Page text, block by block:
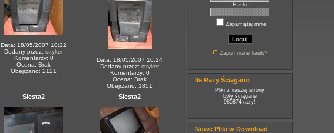
Data: 18/05/2007 10:22
Dodany przez: stryker
Komentarzy: 0
Ocena: Brak
Obejrzano: 2121
Data: 18/05/2007 10:24
Dodany przez: stryker
Komentarzy: 0
Ocena: Brak
Obejrzano: 1851
Siesta2 Siesta2
Hasło
Zapamiętaj mnie
Zapomniane hasło?
Ile Razy Ściągano
Pliki z naszej strony
były ściągane
985874 razy!
Nowe Pliki w Download